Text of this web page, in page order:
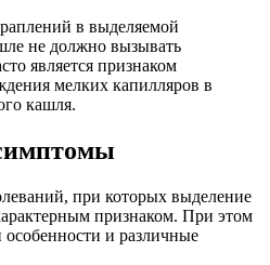
в выделяемой
не должно вызывать
является признаком
мелких капилляров в
кашля.
при которых выделение
признаком. При этом
особенности и различные